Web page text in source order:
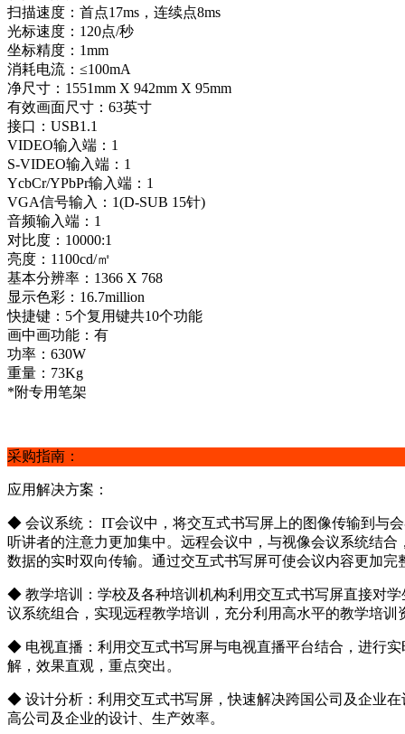
扫描速度：首点17ms，连续点8ms
光标速度：120点/秒
坐标精度：1mm
消耗电流：≤100mA
净尺寸：1551mm X 942mm X 95mm
有效画面尺寸：63英寸
接口：USB1.1
VIDEO输入端：1
S-VIDEO输入端：1
YcbCr/YPbPr输入端：1
VGA信号输入：1(D-SUB 15针)
音频输入端：1
对比度：10000:1
亮度：1100cd/㎡
基本分辨率：1366 X 768
显示色彩：16.7million
快捷键：5个复用键共10个功能
画中画功能：有
功率：630W
重量：73Kg
*附专用笔架
采购指南：
应用解决方案：
◆ 会议系统： IT会议中，将交互式书写屏上的图像传输到与
听讲者的注意力更加集中。远程会议中，与视像会议系统结
数据的实时双向传输。通过交互式书写屏可使会议内容更加
◆ 教学培训：学校及各种培训机构利用交互式书写屏直接对
议系统组合，实现远程教学培训，充分利用高水平的教学培
◆ 电视直播：利用交互式书写屏与电视直播平台结合，进行
解，效果直观，重点突出。
◆ 设计分析：利用交互式书写屏，快速解决跨国公司及企业
高公司及企业的设计、生产效率。